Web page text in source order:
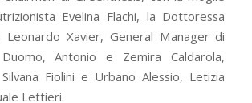
Evelina Flachi, la Dottoressa
Leonardo Xavier, General Manager di
Antonio e Zemira Caldarola,
Silvana Fiolini e Urbano Alessio, Letizia
Lettieri.